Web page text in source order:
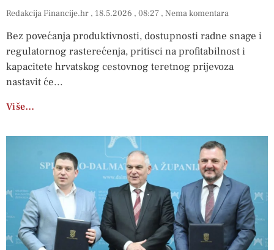
Redakcija Financije.hr 18.5.2026 08:27 Nema komentara
Bez povećanja produktivnosti, dostupnosti radne snage i
regulatornog rasterećenja, pritisci na profitabilnost i
kapacitete hrvatskog cestovnog teretnog prijevoza
nastavit će
Više…